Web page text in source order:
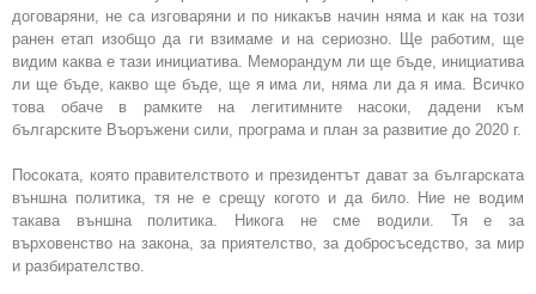
договаряни, не са изговаряни и по никакъв начин няма и как на този
ранен етап изобщо да ги взимаме и на сериозно. Ще работим, ще
видим каква е тази инициатива. Меморандум ли ще бъде, инициатива
ли ще бъде, какво ще бъде, ще я има ли, няма ли да я има. Всичко
това обаче в рамките на легитимните насоки, дадени към
българските Въоръжени сили, програма и план за развитие до 2020 г.
Посоката, която правителството и президентът дават за българската
външна политика, тя не е срещу когото и да било. Ние не водим
такава външна политика. Никога не сме водили. Тя е за
върховенство на закона, за приятелство, за добросъседство, за мир
и разбирателство.